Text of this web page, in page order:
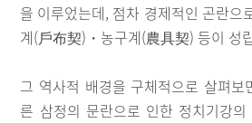
을 이루었는데, 점차 경제적인 곤란으
계(戶布契)・농구계(農具契) 등이 성
그 역사적 배경을 구체적으로 살펴
른 삼정의 문란으로 인한 정치기강